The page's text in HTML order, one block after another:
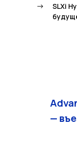
—
->
SLXi